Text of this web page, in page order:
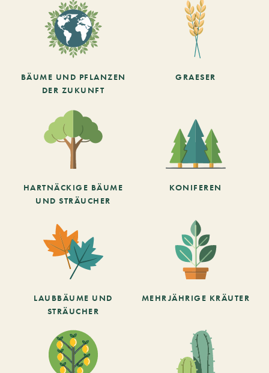
BÄUME UND PFLANZEN
DER ZUKUNFT
GRAESER
HARTNÄCKIGE BÄUME
UND STRÄUCHER
KONIFEREN
LAUBBÄUME UND
STRÄUCHER
MEHRJÄHRIGE KRÄUTER